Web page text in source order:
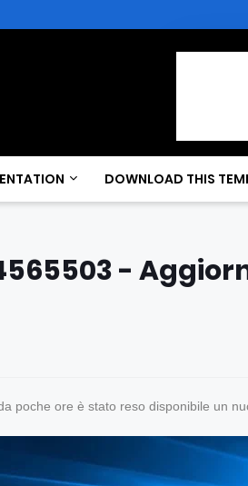
DOWNLOAD THIS
-
poche ore è stato reso disponibile un